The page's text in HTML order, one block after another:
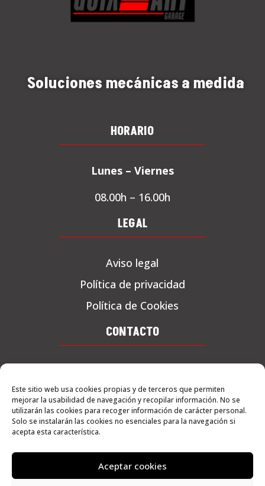
Este sitio web usa cookies propias y de terceros que permiten
mejorar la usabilidad de navegación y recopilar información. No se
utilizarán las cookies para recoger información de carácter personal.
Solo se instalarán las cookies no esenciales para la navegación si
acepta esta característica.
Aceptar cookies
Soluciones mecánicas a medida
HORARIO
Lunes – Viernes
08.00h – 16.00h
LEGAL
Aviso legal
Política de privacidad
Política de Cookies
CONTACTO
C/ La pleta, 1 – Albatarrec
25171